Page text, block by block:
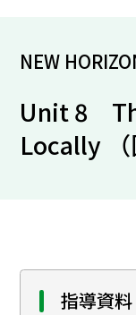
NEW
Unit 8
Locally （
指導資料